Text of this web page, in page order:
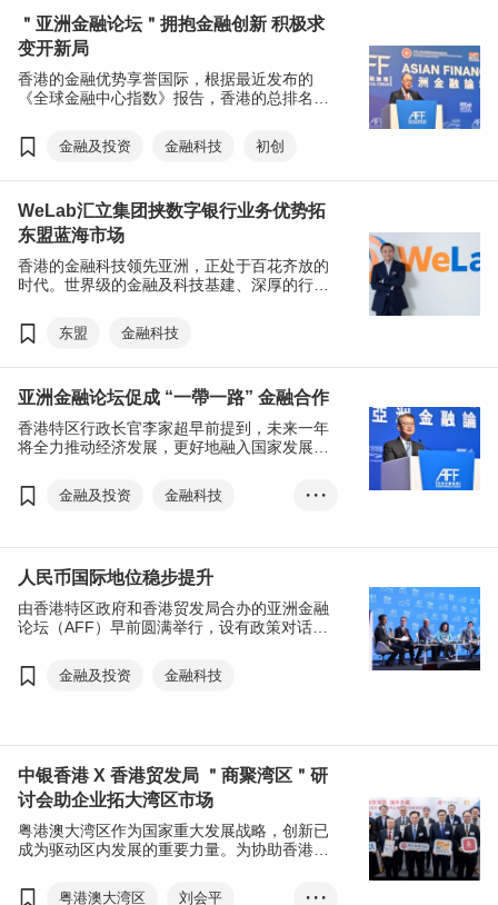
2024年重上《全球金融中心指数》三甲之位，亚太区首位；而IPO
市场位列全球第四，于2025伊始更显示回暖迹象，足证香港的金融
市场依然非常蓬勃。
＂亚洲金融论坛＂拥抱金融创新 积极求
变开新局
香港的金融优势享誉国际，根据最近发布的
《全球金融中心指数》报告，香港的总排名已
争力，香港特别行政区政府推出了多项举措，
以巩固香港作为国际金融中心的地位。其中包
高质量发展，及开拓中东、东盟等新兴市场。
今年，＂亚洲金融论坛＂凝聚环球金融新思
维，在变局中创生机。
金融及投资 金融科技 初创
WeLab汇立集团挟数字银行业务优势拓
东盟蓝海市场
香港的金融科技领先亚洲，正处于百花齐放的
时代。世界级的金融及科技基建、深厚的行业
帆东南亚金融科技蓝海提供有利的条件。
东盟 金融科技
亚洲金融论坛促成 “一帶一路” 金融合作
香港特区行政长官李家超早前提到，未来一年
将全力推动经济发展，更好地融入国家发展大
加强与不同经济体的合作，包括争取尽快加入
全球最大的自贸协定《区域全面经济伙伴关系
金融及投资
金融科技
• • •
人民币国际地位稳步提升
由香港特区政府和香港贸发局合办的亚洲金融
论坛（AFF）早前圆满举行，设有政策对话、
经济，邀得多位专家、业界翘楚向一众与会者
分享真知灼见。
金融及投资 金融科技
中银香港 X 香港贸发局 ＂商聚湾区＂研
讨会助企业拓大湾区市场
粤港澳大湾区作为国家重大发展战略，创新已
成为驱动区内发展的重要力量。为协助香港中
银香港合办＂商聚湾区 携手共赢——最新市场
粤港澳大湾区
刘会平
• • •